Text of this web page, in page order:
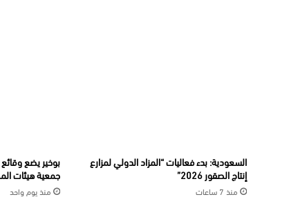
السعودية: بدء فعاليات “المزاد الدولي لمزارع
إنتاج الصقور 2026”
منذ 7 ساعات
بوخير يضع
جمعية هيئات
منذ يوم واحد